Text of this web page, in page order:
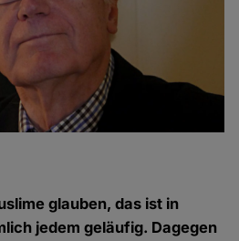
glauben, das ist in
jedem geläufig. Dagegen